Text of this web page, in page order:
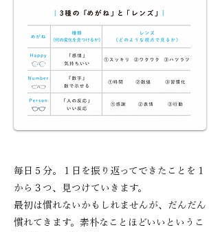
毎日５分。１日を振り返ってできたことを１
から３つ、見つけていきます。
最初は慣れないかもしれませんが、だんだん
慣れてきます。素朴なことほどいいというこ